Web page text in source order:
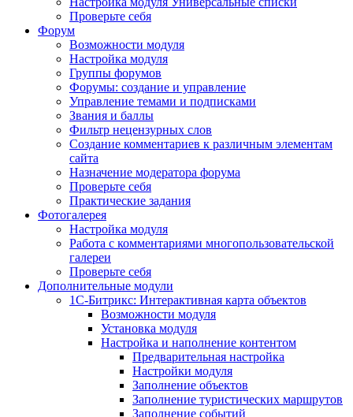
Проверьте себя
Форум
Возможности модуля
Настройка модуля
Группы форумов
Форумы: создание и управление
Управление темами и подписками
Звания и баллы
Фильтр нецензурных слов
Создание комментариев к различным элементам
сайта
Назначение модератора форума
Проверьте себя
Практические задания
Фотогалерея
Настройка модуля
Работа с комментариями многопользовательской
галереи
Проверьте себя
Дополнительные модули
1С-Битрикс: Интерактивная карта объектов
Возможности модуля
Установка модуля
Настройка и наполнение контентом
Предварительная настройка
Настройки модуля
Заполнение объектов
Заполнение туристических маршрутов
Заполнение событий